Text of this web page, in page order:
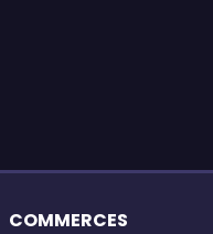
COMMERCES